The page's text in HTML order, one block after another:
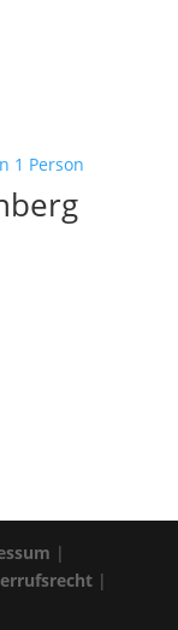
|
|